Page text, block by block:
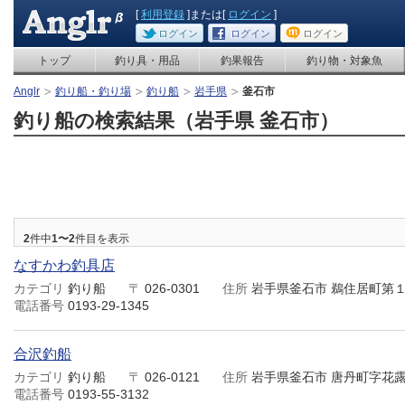
[利用登録 ]または[ ログイン ]
ログイン ログイン ログイン
トップ 釣り具・用品 釣果報告 釣り物・対象魚
Anglr 釣り船・釣り場 釣り船 岩手県 釜石市
釣り船の検索結果（岩手県 釜石市）
2件中1〜2件目を表示
なすかわ釣具店
カテゴリ 釣り船 〒 026-0301 住所 岩手県釜石市 鵜住居町第
電話番号 0193-29-1345
合沢釣船
カテゴリ 釣り船 〒 026-0121 住所 岩手県釜石市 唐丹町字花
電話番号 0193-55-3132